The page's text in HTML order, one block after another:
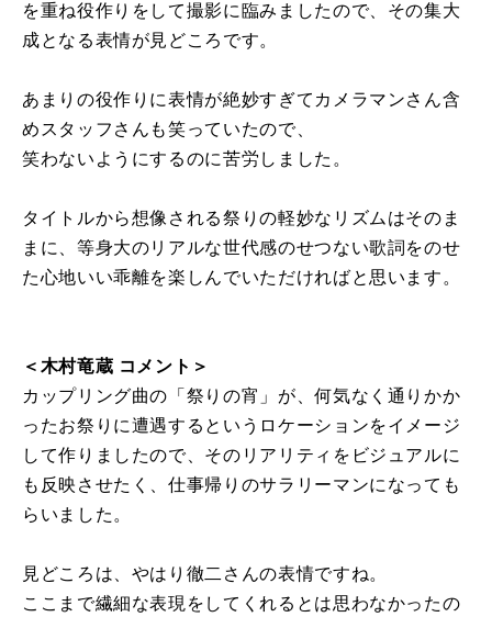
を重ね役作りをして撮影に臨みましたので、その集大
成となる表情が見どころです。
あまりの役作りに表情が絶妙すぎてカメラマンさん含
めスタッフさんも笑っていたので、
笑わないようにするのに苦労しました。
タイトルから想像される祭りの軽妙なリズムはそのま
まに、等身大のリアルな世代感のせつない歌詞をのせ
た心地いい乖離を楽しんでいただければと思います。
＜木村竜蔵 コメント＞
カップリング曲の「祭りの宵」が、何気なく通りかか
ったお祭りに遭遇するというロケーションをイメージ
して作りましたので、そのリアリティをビジュアルに
も反映させたく、仕事帰りのサラリーマンになっても
らいました。
見どころは、やはり徹二さんの表情ですね。
ここまで繊細な表現をしてくれるとは思わなかったの